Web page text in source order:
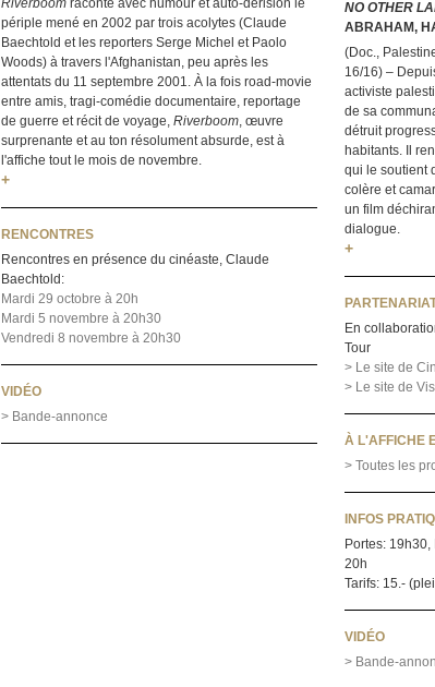
Riverboomraconte avec humour et auto-dérision le
périple mené en 2002 par trois acolytes (Claude
Baechtold et les reporters Serge Michel et Paolo
Woods) à travers l'Afghanistan, peu après les
attentats du 11 septembre 2001. À la fois road-movie
entre amis, tragi-comédie documentaire, reportage
de guerre et récit de voyage, Riverboom, œuvre
surprenante et au ton résolument absurde, est à
l'affiche tout le mois de novembre.
+
RENCONTRES
Rencontres en présence du cinéaste, Claude
Baechtold:
Mardi 29 octobre à 20h
Mardi 5 novembre à 20h30
Vendredi 8 novembre à 20h30
VIDÉO
> Bande-annonce
NO OTHER
ABRAHAM,
(Doc.,
16/16) –
activiste
de sa
détruit
habitants. Il
qui le soutient
colère et
un film
dialogue.
+
En
Tour
> Le site de
> Le site de
À L'AFFICHE
> Toutes les
INFOS
Portes:
20h
Tarifs: 15.-
VIDÉO
> Bande-